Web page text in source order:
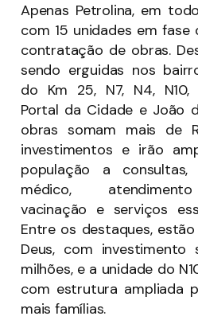
Apenas Petrolina, em
com 15 unidades em
contratação de obras.
sendo erguidas nos
do Km 25, N7, N4, N10,
Portal da Cidade e João
obras somam mais de
investimentos e irão
população a consultas,
médico,
vacinação e serviços
Entre os destaques,
Deus, com
milhões, e a unidade do
com estrutura ampliada
mais famílias.